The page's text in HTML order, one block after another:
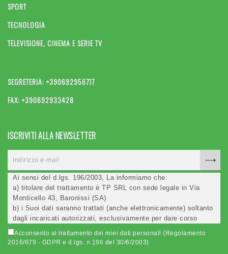
SPORT
TECNOLOGIA
TELEVISIONE, CINEMA E SERIE TV
SEGRETERIA: +390692956717
FAX: +390692933428
ISCRIVITI ALLA NEWSLETTER
Ai sensi del d.lgs. 196/2003, La informiamo che:
a) titolare del trattamento è TP SRL con sede legale in Via
Monticello 43, Baronissi (SA)
b) i Suoi dati saranno trattati (anche elettronicamente) soltanto
dagli incaricati autorizzati, esclusivamente per dare corso
all'invio della newsletter e per l'invio (anche via email) di
informazioni relative alle iniziative del Titolare;
Acconsento al trattamento dei miei dati personali (Regolamento
2016/679 - GDPR e d.lgs. n.196 del 30/6/2003)